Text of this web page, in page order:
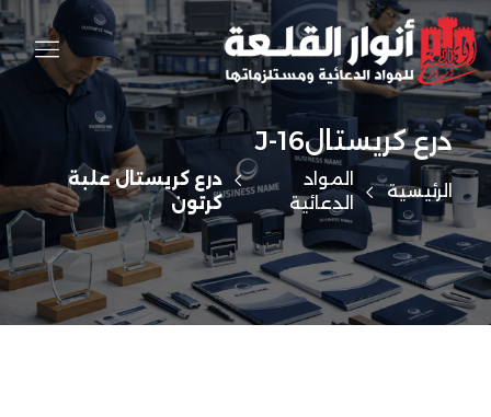
درع كريستالJ-16
الرئيسية
المواد
الدعائية
درع كريستال علبة
كرتون